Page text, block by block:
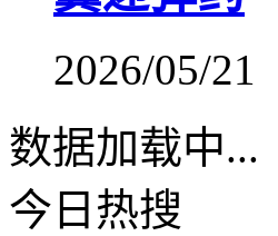
2026/05/21
数据加载中...
今日热搜